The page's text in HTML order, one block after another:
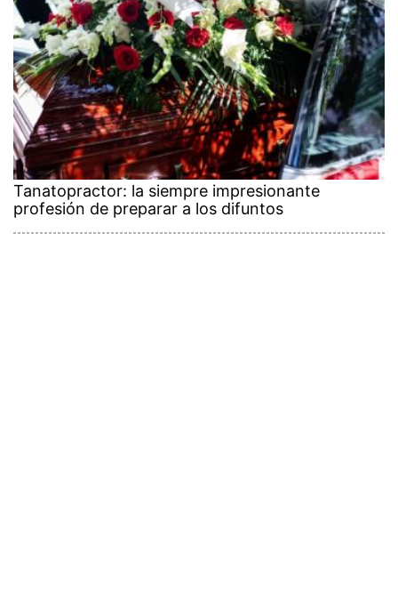
Tanatopractor: la siempre impresionante
profesión de preparar a los difuntos